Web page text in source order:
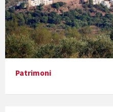
Presentació del llibre
Patrimoni